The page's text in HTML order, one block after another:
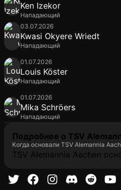
Ken Izekor
Нападающий
03.07.2026
Kwasi Okyere Wriedt
Нападающий
01.07.2026
Louis Köster
Нападающий
01.07.2026
Mika Schröers
Нападающий
Подробнее о TSV
Когда основали TSV Alemannia
TSV Alemannia Aachen